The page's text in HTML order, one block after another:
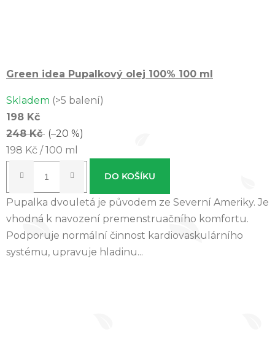
Green idea Pupalkový olej 100% 100 ml
Skladem (>5 balení)
198 Kč
248 Kč (–20 %)
Měrná
198 Kč / 100 ml
DO KOŠÍKU
Pupalka dvouletá je původem ze Severní Ameriky. Je
vhodná k navození premenstruačního komfortu.
Podporuje normální činnost kardiovaskulárního
systému, upravuje hladinu...